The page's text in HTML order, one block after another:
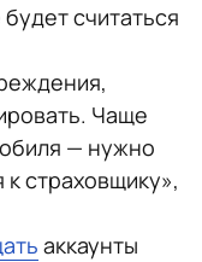
считаться
Чаще
— нужно
страховщику»,
аккаунты